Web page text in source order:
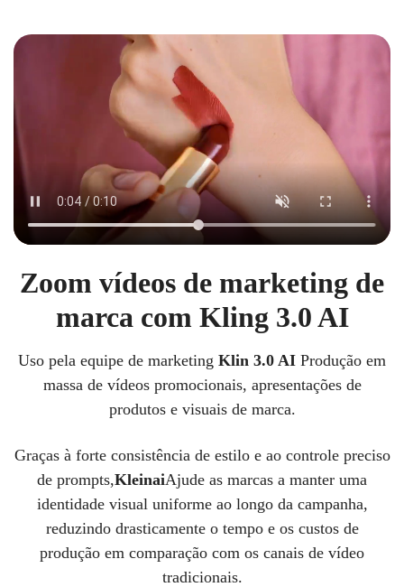
Zoom vídeos de marketing de
marca com Kling 3.0 AI
Uso pela equipe de marketing Klin 3.0 AI Produção em
massa de vídeos promocionais, apresentações de
produtos e visuais de marca.
Graças à forte consistência de estilo e ao controle preciso
de prompts,KleinaiAjude as marcas a manter uma
identidade visual uniforme ao longo da campanha,
reduzindo drasticamente o tempo e os custos de
produção em comparação com os canais de vídeo
tradicionais.